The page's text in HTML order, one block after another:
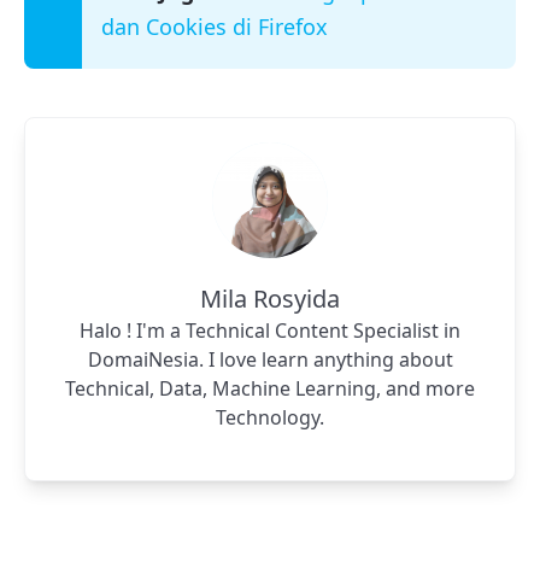
dan Cookies di Firefox
Mila Rosyida
Halo ! I'm a Technical Content Specialist in
DomaiNesia. I love learn anything about
Technical, Data, Machine Learning, and more
Technology.